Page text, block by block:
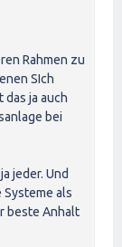
Rahmen zu
SIch
ja auch
bei
jeder. Und
als
beste Anhalt